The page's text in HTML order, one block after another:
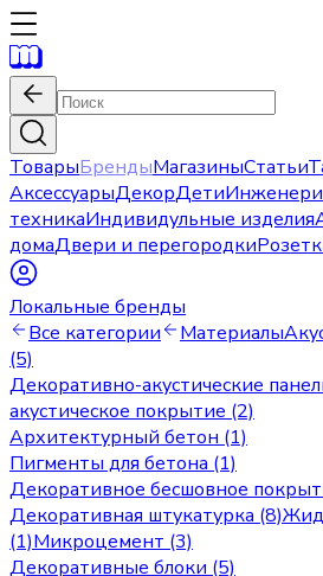
ТоварыБрендыМагазиныСтатьи
АксессуарыДекорДети
техникаИндивидульные изделия
домаДвери и перегородки
Локальные бренды
Все категории
Материалы
(5)
Декоративно-акустические
акустическое покрытие (2)
Архитектурный бетон (1)
Пигменты для бетона (1)
Декоративное бесшовное
Декоративная штукатурка (8)
(1)Микроцемент (3)
Декоративные блоки (5)